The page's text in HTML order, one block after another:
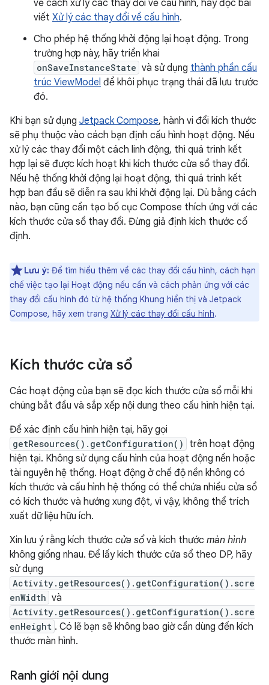
về cách xử lý các thay đổi về cấu hình, hãy đọc bài
viết Xử lý các thay đổi về cấu hình.
Cho phép hệ thống khởi động lại hoạt động. Trong
trường hợp này, hãy triển khai
onSaveInstanceState và sử dụng thành phần cấu
trúc ViewModel để khôi phục trạng thái đã lưu trước
đó.
Khi bạn sử dụng Jetpack Compose, hành vi đổi kích thước
sẽ phụ thuộc vào cách bạn định cấu hình hoạt động. Nếu
xử lý các thay đổi một cách linh động, thì quá trình kết
hợp lại sẽ được kích hoạt khi kích thước cửa sổ thay đổi.
Nếu hệ thống khởi động lại hoạt động, thì quá trình kết
hợp ban đầu sẽ diễn ra sau khi khởi động lại. Dù bằng cách
nào, bạn cũng cần tạo bố cục Compose thích ứng với các
kích thước cửa sổ thay đổi. Đừng giả định kích thước cố
định.
Lưu ý: Để tìm hiểu thêm về các thay đổi cấu hình, cách hạn
chế việc tạo lại Hoạt động nếu cần và cách phản ứng với các
thay đổi cấu hình đó từ hệ thống Khung hiển thị và Jetpack
Compose, hãy xem trang Xử lý các thay đổi cấu hình.
Kích thước cửa sổ
Các hoạt động của bạn sẽ đọc kích thước cửa sổ mỗi khi
chúng bắt đầu và sắp xếp nội dung theo cấu hình hiện tại.
Để xác định cấu hình hiện tại, hãy gọi
getResources().getConfiguration()
trên hoạt động
hiện tại. Không sử dụng cấu hình của hoạt động nền hoặc
tài nguyên hệ thống. Hoạt động ở chế độ nền không có
kích thước và cấu hình hệ thống có thể chứa nhiều cửa sổ
có kích thước và hướng xung đột, vì vậy, không thể trích
xuất dữ liệu hữu ích.
Xin lưu ý rằng kích thước cửa sổ và kích thước màn hình
không giống nhau. Để lấy kích thước cửa sổ theo DP, hãy
sử dụng
Activity.getResources().getConfiguration().scre
enWidth và
Activity.getResources().getConfiguration().scre
enHeight . Có lẽ bạn sẽ không bao giờ cần dùng đến kích
thước màn hình.
Ranh giới nội dung